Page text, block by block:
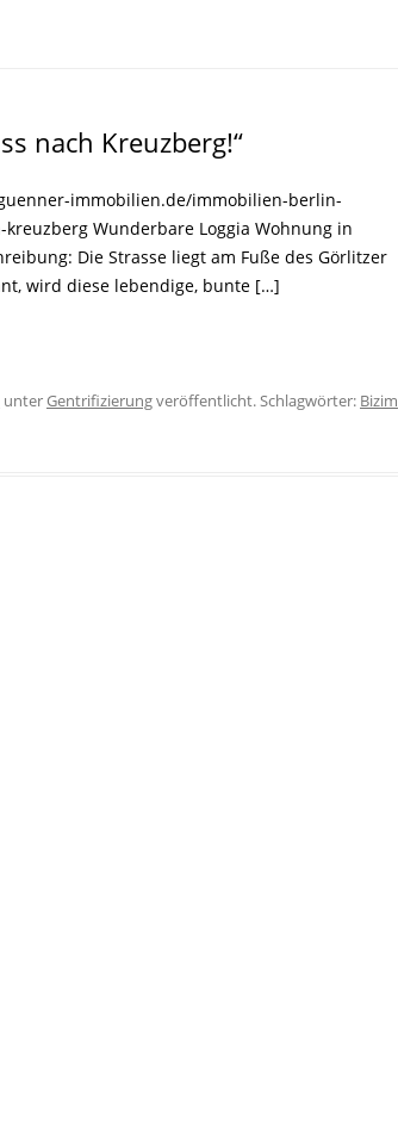
nach Kreuzberg!“
immobilien.de/immobilien-berlin-
Wunderbare Loggia Wohnung in
Die Strasse liegt am Fuße des Görlitzer
wird diese lebendige, bunte […]
unterGentrifizierungveröffentlicht. Schlagwörter: Bizim